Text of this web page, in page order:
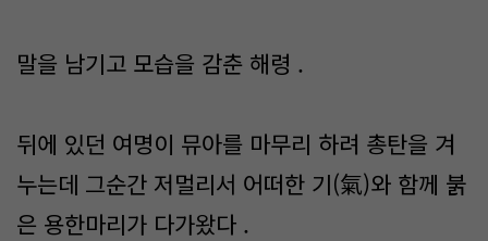
말을 남기고 모습을 감춘 해령 .
뒤에 있던 여명이 뮤아를 마무리 하려 총탄을 겨
누는데 그순간 저멀리서 어떠한 기(氣)와 함께 붉
은 용한마리가 다가왔다 .